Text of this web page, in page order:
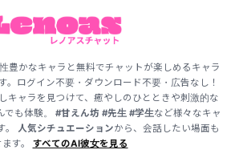
豊かなキャラと無料でチャットが楽しめるキャラ
。ログイン不要・ダウンロード不要・広告なし！
キャラを見つけて、癒やしのひとときや刺激的な
でも体験。 #甘えん坊 #先生 #学生など様々なキャ
。
人気シチュエーションから、会話したい場面も
す。 すべてのAI彼女を見る